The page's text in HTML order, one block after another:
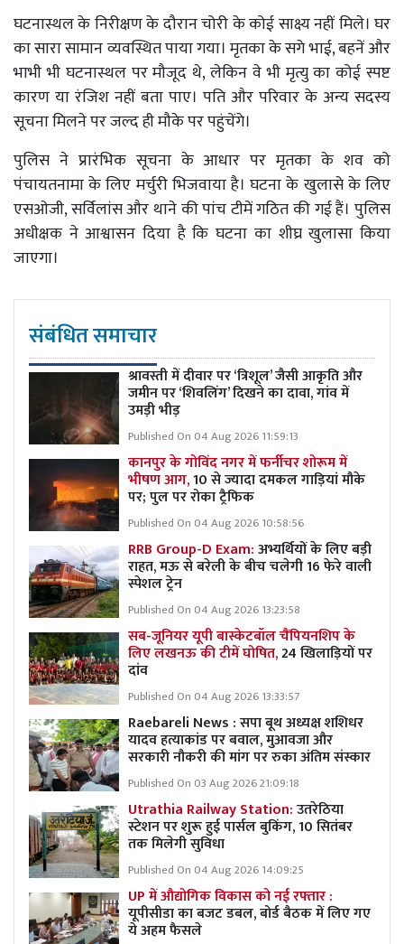
घटनास्थल के निरीक्षण के दौरान चोरी के कोई साक्ष्य नहीं मिले। घर
का सारा सामान व्यवस्थित पाया गया। मृतका के सगे भाई, बहनें और
भाभी भी घटनास्थल पर मौजूद थे, लेकिन वे भी मृत्यु का कोई स्पष्ट
कारण या रंजिश नहीं बता पाए। पति और परिवार के अन्य सदस्य
सूचना मिलने पर जल्द ही मौके पर पहुंचेंगे।
पुलिस ने प्रारंभिक सूचना के आधार पर मृतका के शव को
पंचायतनामा के लिए मर्चुरी भिजवाया है। घटना के खुलासे के लिए
एसओजी, सर्विलांस और थाने की पांच टीमें गठित की गई हैं। पुलिस
अधीक्षक ने आश्वासन दिया है कि घटना का शीघ्र खुलासा किया
जाएगा।
संबंधित समाचार
श्रावस्ती में दीवार पर ‘त्रिशूल’ जैसी आकृति और
जमीन पर ‘शिवलिंग’ दिखने का दावा, गांव में
उमड़ी भीड़
Published On 04 Aug 2026 11:59:13
कानपुर के गोविंद नगर में फर्नीचर शोरूम में
भीषण आग,10 से ज्यादा दमकल गाड़ियां मौके
पर; पुल पर रोका ट्रैफिक
Published On 04 Aug 2026 10:58:56
RRB Group-D Exam:अभ्यर्थियों के लिए बड़ी
राहत, मऊ से बरेली के बीच चलेगी 16 फेरे वाली
स्पेशल ट्रेन
Published On 04 Aug 2026 13:23:58
सब-जूनियर यूपी बास्केटबॉल चैंपियनशिप के
लिए लखनऊ की टीमें घोषित,24 खिलाड़ियों पर
दांव
Published On 04 Aug 2026 13:33:57
Raebareli News : सपा बूथ अध्यक्ष शशिधर
यादव हत्याकांड पर बवाल, मुआवजा और
सरकारी नौकरी की मांग पर रुका अंतिम संस्कार
Published On 03 Aug 2026 21:09:18
Utrathia Railway Station:उतरेठिया
स्टेशन पर शुरू हुई पार्सल बुकिंग, 10 सितंबर
तक मिलेगी सुविधा
Published On 04 Aug 2026 14:09:25
UP में औद्योगिक विकास को नई रफ्तार :
यूपीसीडा का बजट डबल, बोर्ड बैठक में लिए गए
ये अहम फैसले